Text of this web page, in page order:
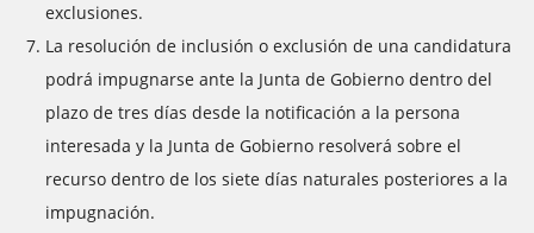
exclusiones.
La resolución de inclusión o exclusión de una candidatura
podrá impugnarse ante la Junta de Gobierno dentro del
plazo de tres días desde la notificación a la persona
interesada y la Junta de Gobierno resolverá sobre el
recurso dentro de los siete días naturales posteriores a la
impugnación.